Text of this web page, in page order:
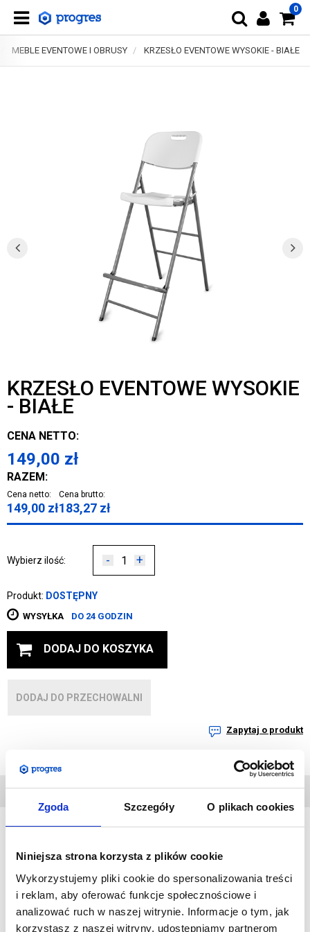
Zgoda Szczegóły O plikach cookies
Niniejsza strona korzysta z plików cookie
Wykorzystujemy pliki cookie do spersonalizowania treści
i reklam, aby oferować funkcje społecznościowe i
analizować ruch w naszej witrynie. Informacje o tym, jak
korzystasz z naszej witryny, udostępniamy partnerom
0
MEBLE EVENTOWE I OBRUSY KRZESŁO EVENTOWE WYSOKIE - BIAŁE
KRZESŁO EVENTOWE WYSOKIE
- BIAŁE
CENA NETTO:
149,00 zł
RAZEM:
Cena netto:
149,00 zł
Cena brutto:
183,27 zł
Wybierz ilość: - +
Produkt: DOSTĘPNY
WYSYŁKA DO 24 GODZIN
DODAJ DO KOSZYKA
DODAJ DO PRZECHOWALNI
Zapytaj o produkt
DANE
Krzesło eventowe o bardzo lekkiej ale jednocześnie stabilnej
i trwałej konstrukcji. Siedzisko i oparcie wykonane jest
z wysokiej jakości tworzywa sztucznego. Dzięku funkcji
składania, krzesło może być bezproblemowo przenoszone
i składowane na zasadzie sztaplowania.